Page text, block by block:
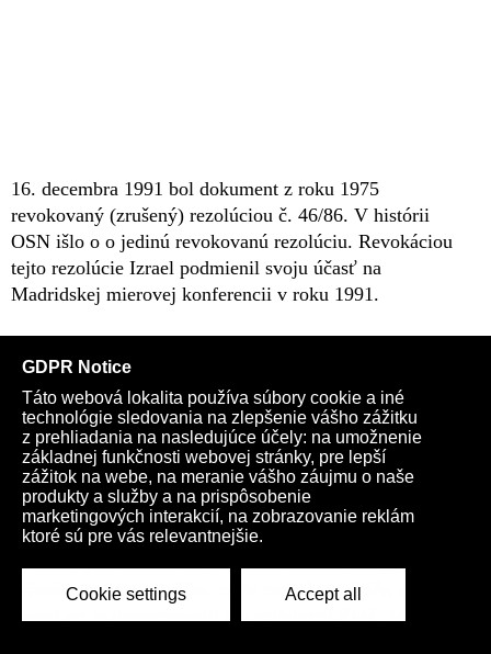
16. decembra 1991 bol dokument z roku 1975
revokovaný (zrušený) rezolúciou č. 46/86. V histórii
OSN išlo o o jedinú revokovanú rezolúciu. Revokáciou
tejto rezolúcie Izrael podmienil svoju účasť na
Madridskej mierovej konferencii v roku 1991.
operácie, zákaz antisionizmu a kritiky štátu
Izrael
„V rozhovoru rabín Weiss správně uvedl, že v Izraeli se
chystá zákony IHRA, který má zakázat anti-sionismus a
kritizování existence státu Izrael. Je to samozřejmě
utahování šroubů, protože sionistickým se začíná
hroutit jejich chiméra o krásném Izraeli, který je v
přímém rozporu se vším, co je napsáno v Tóře, ale
dosud na to upozorňovali jen ortodoxní Židé. Jenže ve